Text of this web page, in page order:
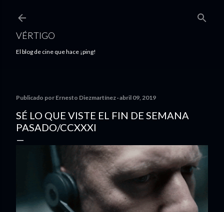
VÉRTIGO
El blog de cine que hace ¡ping!
Publicado por Ernesto Diezmartínez abril 09, 2019
SÉ LO QUE VISTE EL FIN DE SEMANA
PASADO/CCXXXI